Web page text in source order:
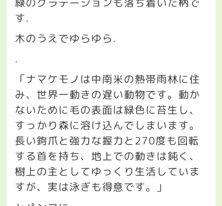
す.
木のうえでゆらゆら .
.
「ナマケモノは中南米の熱帯雨林に住
み、世界一動きの遅い動物です。動か
ないために毛の表面は緑色に苔生し、
すっかり森に溶け込んでしまいます。
長い鉤爪と強力な握力と 270度も回転
する首を持ち、地上での動きは鈍く、
樹上の主としてゆっくり生活していま
すが、実は泳ぎも得意です。」